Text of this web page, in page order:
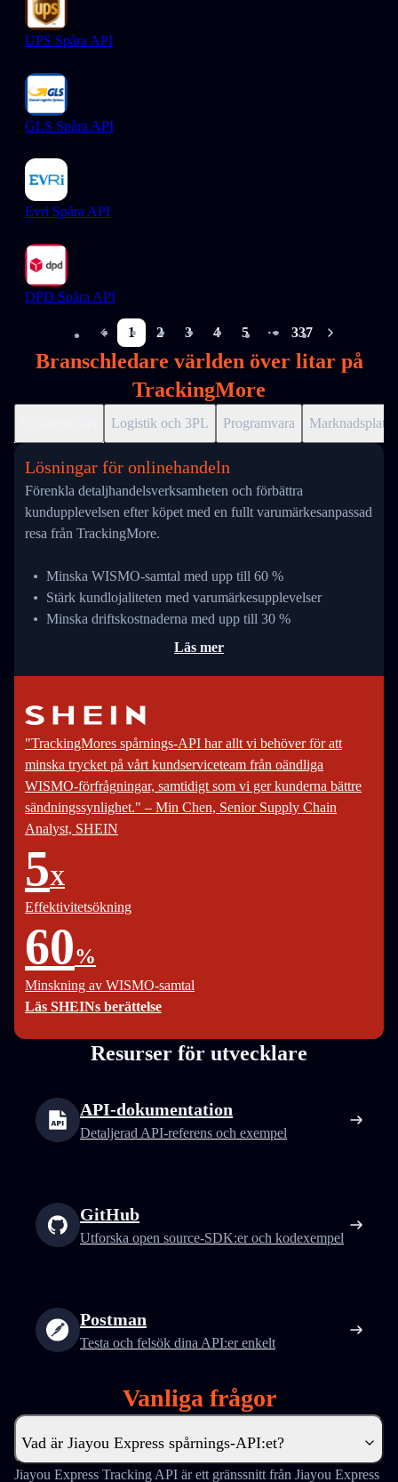
UPS Spåra API
GLS Spåra API
Evri Spåra API
DPD Spåra API
1 2 3 4 5
More pages
337
Branschledare världen över litar på
TrackingMore
Logistik och 3PL Programvara Marknadsplats
Lösningar för onlinehandeln
Förenkla detaljhandelsverksamheten och förbättra
kundupplevelsen efter köpet med en fullt varumärkesanpassad
resa från TrackingMore.
Minska WISMO-samtal med upp till 60 %
Stärk kundlojaliteten med varumärkesupplevelser
Minska driftskostnaderna med upp till 30 %
Läs mer
"TrackingMores spårnings-API har allt vi behöver för att
minska trycket på vårt kundserviceteam från oändliga
WISMO-förfrågningar, samtidigt som vi ger kunderna bättre
sändningssynlighet." – Min Chen, Senior Supply Chain
Analyst, SHEIN
5X
Effektivitetsökning
60%
Minskning av WISMO-samtal
Läs SHEINs berättelse
Resurser för utvecklare
API-dokumentation
Detaljerad API-referens och exempel
GitHub
Utforska open source-SDK:er och kodexempel
Postman
Testa och felsök dina API:er enkelt
Vanliga frågor
Vad är Jiayou Express spårnings-API:et?
Jiayou Express Tracking API är ett gränssnitt från Jiayou Express